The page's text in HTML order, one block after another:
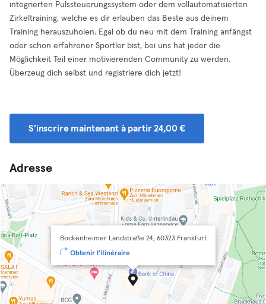
integrierten Pulssteuerungssystem oder dem vollautomatisierten
Zirkeltraining, welche es dir erlauben das Beste aus deinem
Training herauszuholen. Egal ob du neu mit dem Training anfängst
oder schon erfahrener Sportler bist, bei uns hat jeder die
Möglichkeit Teil einer motivierenden Community zu werden.
Überzeug dich selbst und registriere dich jetzt!
S'inscrire maintenant à partir 24,00 €
Adresse
Bockenheimer Landstraße 24, 60323 Frankfurt
Obtenir l'itinéraire